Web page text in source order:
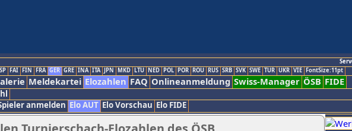
FAI FIN FRA GER GRE INA ITA JPN MKD LTU NED POL POR ROU RUS SRB SVK SWE TUR UKR VIE FontSize:11pt
Meldekartei Elozahlen FAQ Onlineanmeldung Swiss-Manager ÖSB FIDE
anmelden Elo AUT Elo Vorschau Elo FIDE